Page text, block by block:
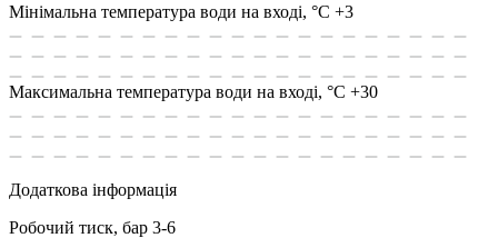
Мінімальна температура води на вході, °C +3
Максимальна температура води на вході, °C +30
Додаткова інформація
Робочий тиск, бар 3-6